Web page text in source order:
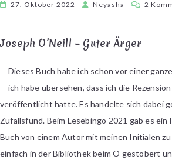
27. Oktober 2022 Neyasha 2
Joseph O’Neill – Guter Ärger
Dieses Buch habe ich schon vor einer
ich habe übersehen, dass ich die
veröffentlicht hatte. Es handelte sich dabei
Zufallsfund. Beim Lesebingo 2021 gab es ein
Buch von einem Autor mit meinen Initialen
einfach in der Bibliothek beim O gestöbert